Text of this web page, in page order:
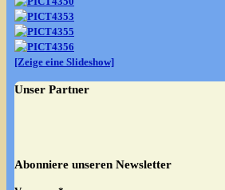
[Zeige eine Slideshow]
Unser Partner
Abonniere unseren Newsletter